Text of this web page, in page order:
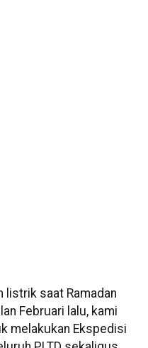
listrik saat Ramadan
Februari lalu, kami
melakukan Ekspedisi